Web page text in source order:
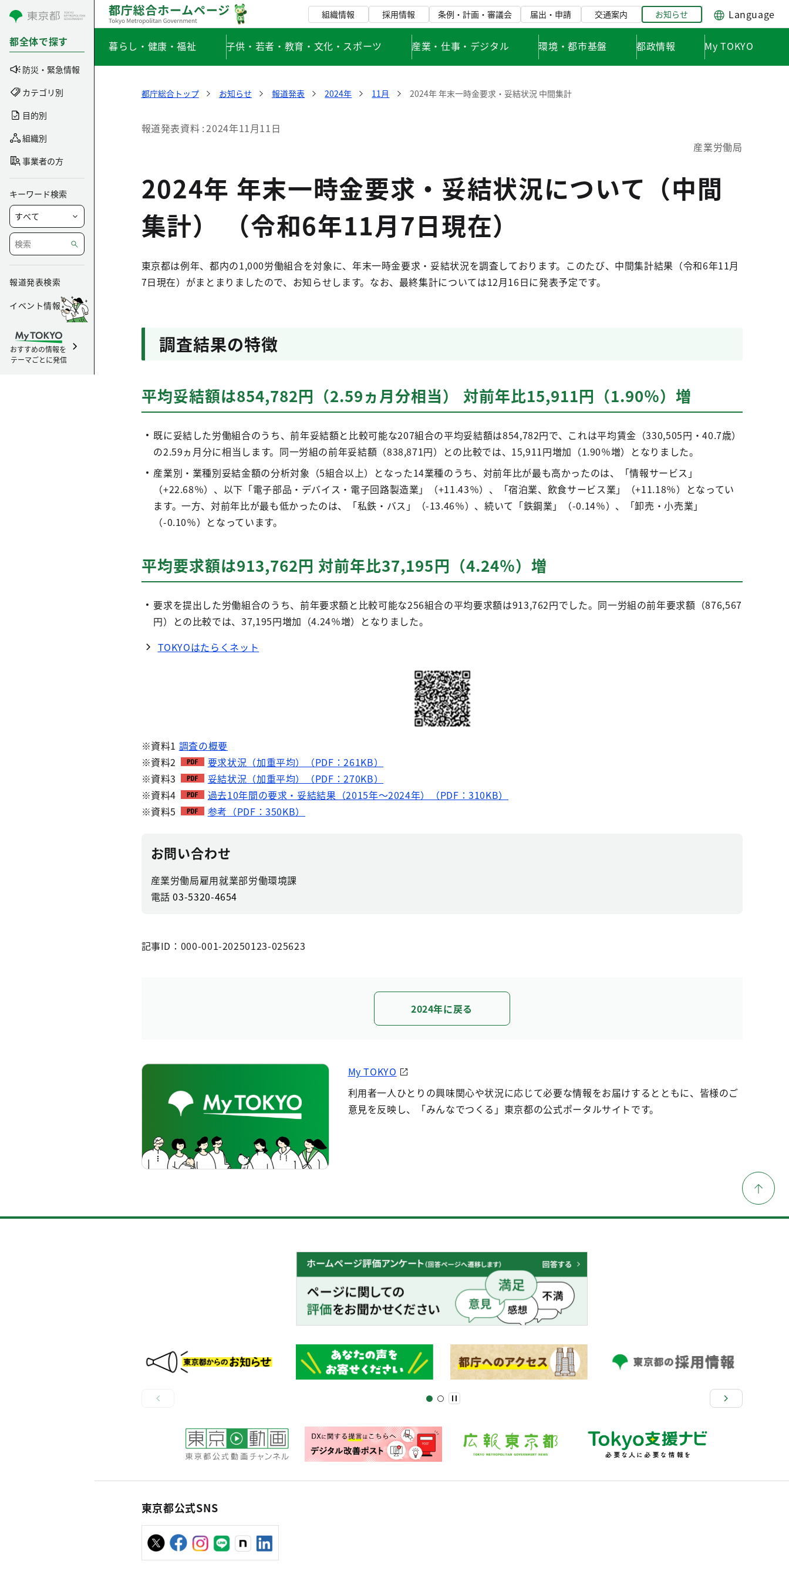
コンテンツにスキップ
都全体で探す
防災・緊急情報
カテゴリ別
目的別
組織別
事業者の方
キーワード検索
報道発表検索
イベント情報
おすすめの情報を
テーマごとに発信
組織情報 採用情報 条例・計画・審議会 届出・申請 交通案内 お知らせ Language
暮らし・健康・福祉 子供・若者・教育・文化・スポーツ 産業・仕事・デジタル 環境・都市基盤 都政情報 My TOKYO
都庁総合トップ お知らせ 報道発表 2024年 11月 2024年 年末一時金要求・妥結状況 中間集計
報道発表資料 2024年11月11日
産業労働局
2024年 年末一時金要求・妥結状況について（中間
集計） （令和6年11月7日現在）
東京都は例年、都内の1,000労働組合を対象に、年末一時金要求・妥結状況を調査しております。このたび、中間集計結果（令和6年11月
7日現在）がまとまりましたので、お知らせします。なお、最終集計については12月16日に発表予定です。
調査結果の特徴
平均妥結額は854,782円（2.59ヵ月分相当） 対前年比15,911円（1.90％）増
既に妥結した労働組合のうち、前年妥結額と比較可能な207組合の平均妥結額は854,782円で、これは平均賃金（330,505円・40.7歳）
の2.59ヵ月分に相当します。同一労組の前年妥結額（838,871円）との比較では、15,911円増加（1.90％増）となりました。
産業別・業種別妥結金額の分析対象（5組合以上）となった14業種のうち、対前年比が最も高かったのは、「情報サービス」
（+22.68％）、以下「電子部品・デバイス・電子回路製造業」（+11.43％）、「宿泊業、飲食サービス業」（+11.18％）となってい
ます。一方、対前年比が最も低かったのは、「私鉄・バス」（-13.46％）、続いて「鉄鋼業」（-0.14％）、「卸売・小売業」
（-0.10％）となっています。
平均要求額は913,762円 対前年比37,195円（4.24％）増
要求を提出した労働組合のうち、前年要求額と比較可能な256組合の平均要求額は913,762円でした。同一労組の前年要求額（876,567
円）との比較では、37,195円増加（4.24％増）となりました。
TOKYOはたらくネット
※資料1 調査の概要
※資料2
要求状況（加重平均）（PDF：261KB）
※資料3
妥結状況（加重平均）（PDF：270KB）
※資料4
過去10年間の要求・妥結結果（2015年～2024年）（PDF：310KB）
※資料5
参考（PDF：350KB）
お問い合わせ
産業労働局雇用就業部労働環境課
電話03-5320-4654
記事ID：000-001-20250123-025623
2024年に戻る
My TOKYO
利用者一人ひとりの興味関心や状況に応じて必要な情報をお届けするとともに、皆様のご
意見を反映し、「みんなでつくる」東京都の公式ポータルサイトです。
東京都公式SNS